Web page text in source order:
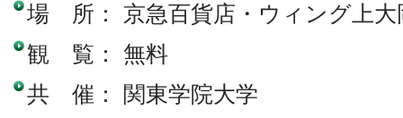
場 所： 京急百貨店・ウィング上大
観 覧： 無料
共 催： 関東学院大学